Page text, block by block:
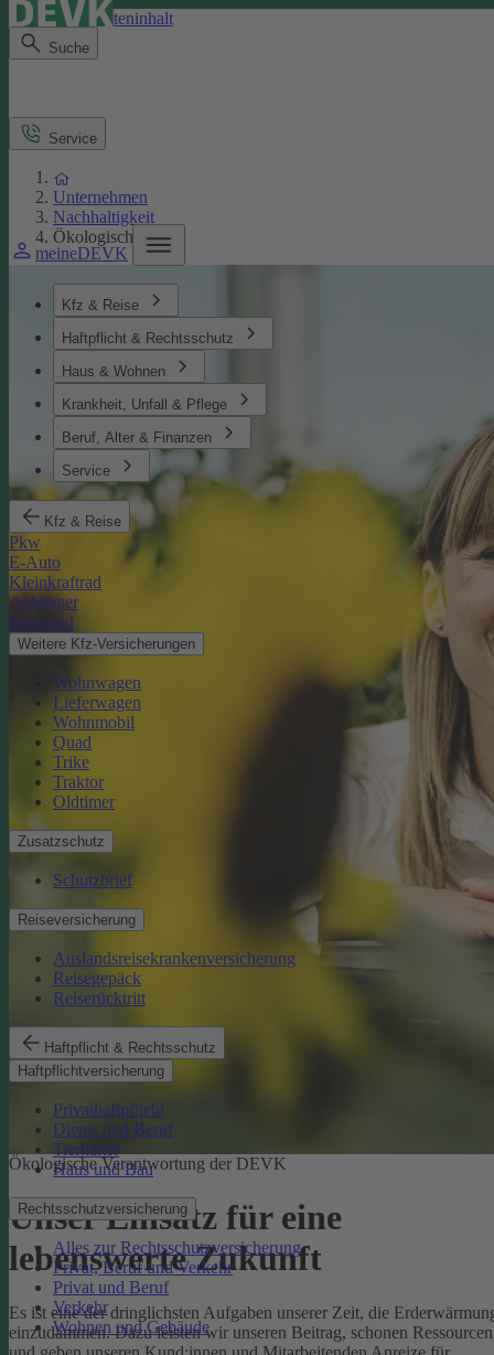
Direkt zum Seiteninhalt
Suche
meineDEVK
Kfz & Reise
Haftpflicht & Rechtsschutz
Haus & Wohnen
Krankheit, Unfall & Pflege
Beruf, Alter & Finanzen
Service
Kfz & Reise
Pkw
E-Auto
Kleinkraftrad
Anhänger
Motorrad
Weitere Kfz-Versicherungen
Wohnwagen
Lieferwagen
Wohnmobil
Quad
Trike
Traktor
Oldtimer
Zusatzschutz
Schutzbrief
Reiseversicherung
Auslandsreisekrankenversicherung
Reisegepäck
Reiserücktritt
Haftpflicht & Rechtsschutz
Haftpflichtversicherung
Privathaftpflicht
Dienst und Beruf
Tierhalter
Haus und Bau
Rechtsschutzversicherung
Alles zur Rechtsschutzversicherung
Privat, Beruf und Verkehr
Privat und Beruf
Verkehr
Wohnen und Gebäude
Service
Unternehmen
Nachhaltigkeit
Ökologisches
Ökologische Verantwortung der DEVK
Unser Einsatz für eine
lebenswerte Zukunft
Es ist eine der dringlichsten Aufgaben unserer Zeit, die
einzudämmen. Dazu leisten wir unseren Beitrag, schonen Ressourcen